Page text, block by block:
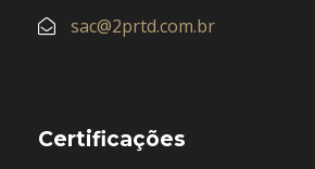
sac@2prtd.com.br
Certificações